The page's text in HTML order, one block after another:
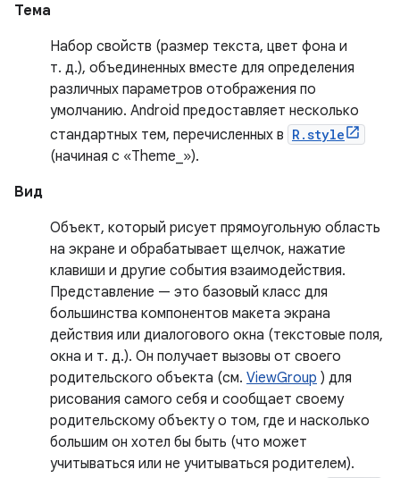
Тема
Набор свойств (размер текста, цвет фона и
т. д.), объединенных вместе для определения
различных параметров отображения по
умолчанию. Android предоставляет несколько
стандартных тем, перечисленных в R.style
(начиная с «Theme_»).
Вид
Объект, который рисует прямоугольную область
на экране и обрабатывает щелчок, нажатие
клавиши и другие события взаимодействия.
Представление — это базовый класс для
большинства компонентов макета экрана
действия или диалогового окна (текстовые поля,
окна и т. д.). Он получает вызовы от своего
родительского объекта (см. ViewGroup ) для
рисования самого себя и сообщает своему
родительскому объекту о том, где и насколько
большим он хотел бы быть (что может
учитываться или не учитываться родителем).